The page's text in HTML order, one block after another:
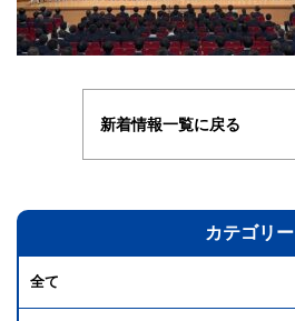
新着情報一覧に戻る
カテゴリー
全て